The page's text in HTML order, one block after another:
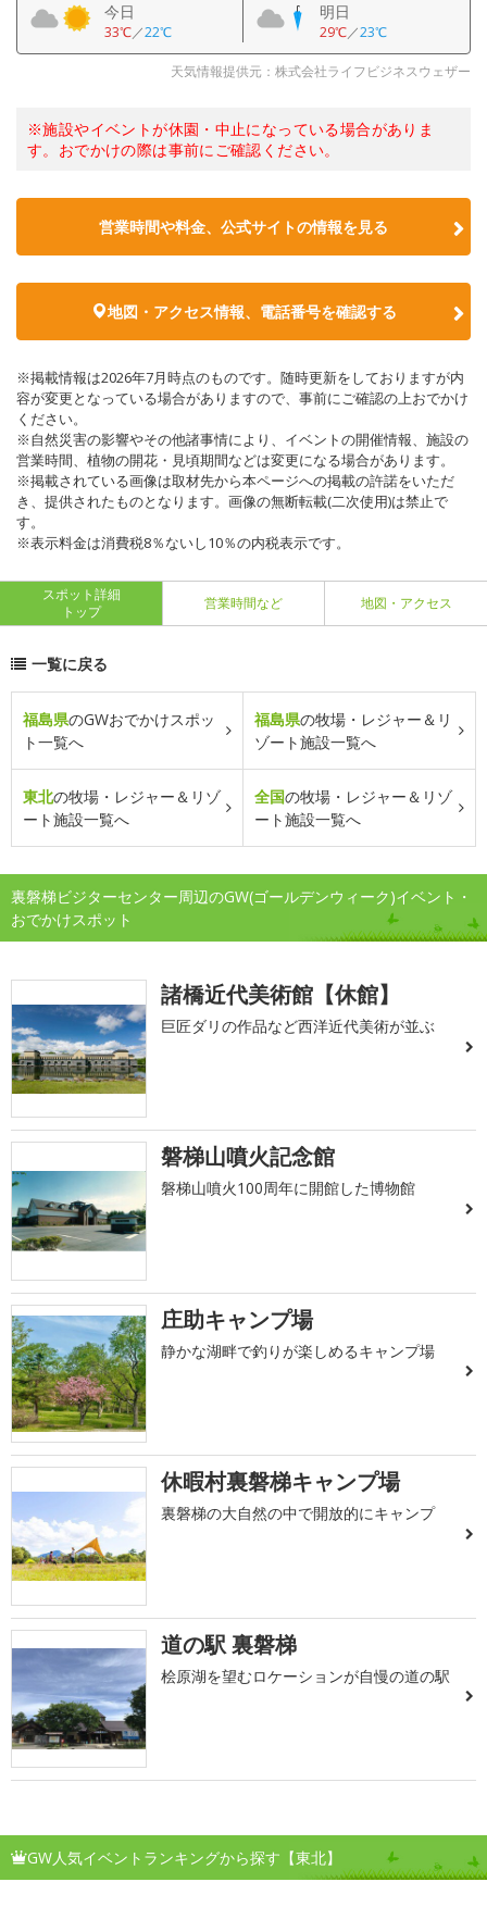
今日
33℃／22℃
明日
29℃／23℃
天気情報提供元：株式会社ライフビジネスウェザー
※施設やイベントが休園・中止になっている場合がありま
す。おでかけの際は事前にご確認ください。
営業時間や料金、公式サイトの情報を見る
地図・アクセス情報、電話番号を確認する
※掲載情報は2026年7月時点のものです。随時更新をしておりますが内
容が変更となっている場合がありますので、事前にご確認の上おでかけ
ください。
※自然災害の影響やその他諸事情により、イベントの開催情報、施設の
営業時間、植物の開花・見頃期間などは変更になる場合があります。
※掲載されている画像は取材先から本ページへの掲載の許諾をいただ
き、提供されたものとなります。画像の無断転載(二次使用)は禁止で
す。
※表示料金は消費税8％ないし10％の内税表示です。
スポット詳細
トップ
営業時間など 地図・アクセス
一覧に戻る
福島県のGWおでかけスポッ
ト一覧へ
福島県の牧場・レジャー＆リ
ゾート施設一覧へ
東北の牧場・レジャー＆リゾ
ート施設一覧へ
全国の牧場・レジャー＆リゾ
ート施設一覧へ
裏磐梯ビジターセンター周辺のGW(ゴールデンウィーク)イベント・
おでかけスポット
諸橋近代美術館【休館】
巨匠ダリの作品など西洋近代美術が並ぶ
磐梯山噴火記念館
磐梯山噴火100周年に開館した博物館
庄助キャンプ場
静かな湖畔で釣りが楽しめるキャンプ場
休暇村裏磐梯キャンプ場
裏磐梯の大自然の中で開放的にキャンプ
道の駅 裏磐梯
桧原湖を望むロケーションが自慢の道の駅
GW人気イベントランキングから探す【東北】